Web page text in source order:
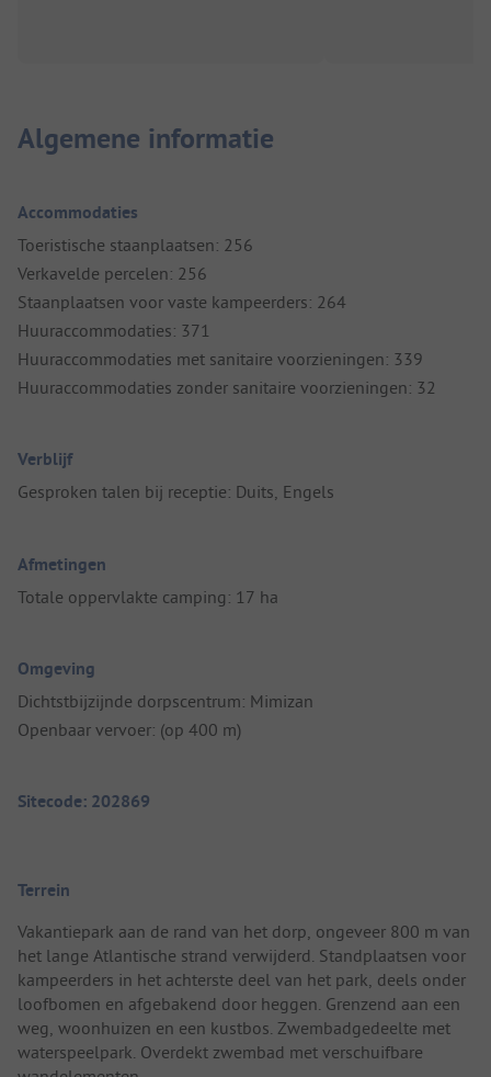
Algemene informatie
Accommodaties
Toeristische staanplaatsen: 256
Verkavelde percelen: 256
Staanplaatsen voor vaste kampeerders: 264
Huuraccommodaties: 371
Huuraccommodaties met sanitaire voorzieningen: 339
Huuraccommodaties zonder sanitaire voorzieningen: 32
Verblijf
Gesproken talen bij receptie: Duits, Engels
Afmetingen
Totale oppervlakte camping: 17 ha
Omgeving
Dichtstbijzijnde dorpscentrum: Mimizan
Openbaar vervoer: (op 400 m)
Sitecode: 202869
Terrein
Vakantiepark aan de rand van het dorp, ongeveer 800 m van
het lange Atlantische strand verwijderd. Standplaatsen voor
kampeerders in het achterste deel van het park, deels onder
loofbomen en afgebakend door heggen. Grenzend aan een
weg, woonhuizen en een kustbos. Zwembadgedeelte met
waterspeelpark. Overdekt zwembad met verschuifbare